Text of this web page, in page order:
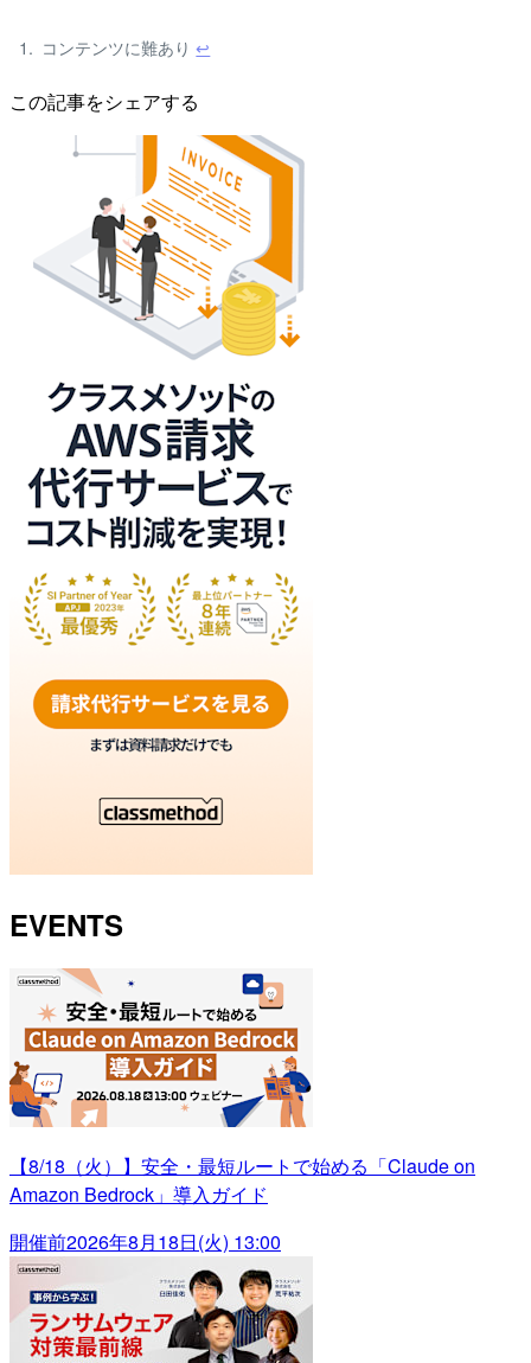
コンテンツに難あり↩
この記事をシェアする
EVENTS
【8/18（火）】安全・最短ルートで始める「Claude on
Amazon Bedrock」導入ガイド
開催前2026年8月18日(火) 13:00